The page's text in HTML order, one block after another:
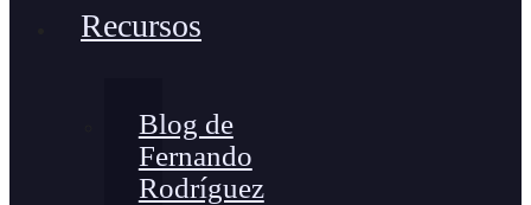
Recursos
Blog de
Fernando
Rodríguez